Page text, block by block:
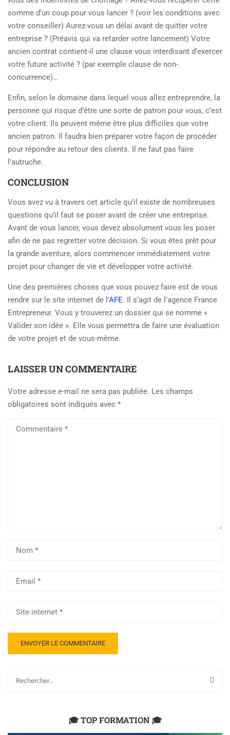
somme d’un coup pour vous lancer ? (voir les conditions avec
votre conseiller) Aurez-vous un délai avant de quitter votre
entreprise ? (Préavis qui va retarder votre lancement) Votre
ancien contrat contient-il une clause vous interdisant d’exercer
votre future activité ? (par exemple clause de non-
concurrence)…
Enfin, selon le domaine dans lequel vous allez entreprendre, la
personne qui risque d’être une sorte de patron pour vous, c’est
votre client. Ils peuvent même être plus difficiles que votre
ancien patron. Il faudra bien préparer votre façon de procéder
pour répondre au retour des clients. Il ne faut pas faire
l’autruche.
CONCLUSION
Vous avez vu à travers cet article qu’il existe de nombreuses
questions qu’il faut se poser avant de créer une entreprise.
Avant de vous lancer, vous devez absolument vous les poser
afin de ne pas regretter votre décision. Si vous êtes prêt pour
la grande aventure, alors commencer immédiatement votre
projet pour changer de vie et développer votre activité.
Une des premières choses que vous pouvez faire est de vous
rendre sur le site internet de l’AFE. Il s’agit de l’agence France
Entrepreneur. Vous y trouverez un dossier qui se nomme «
Valider son idée ». Elle vous permettra de faire une évaluation
de votre projet et de vous-même.
LAISSER UN COMMENTAIRE
Votre adresse e-mail ne sera pas publiée. Les champs
obligatoires sont indiqués avec *
🎓 TOP FORMATION 🎓